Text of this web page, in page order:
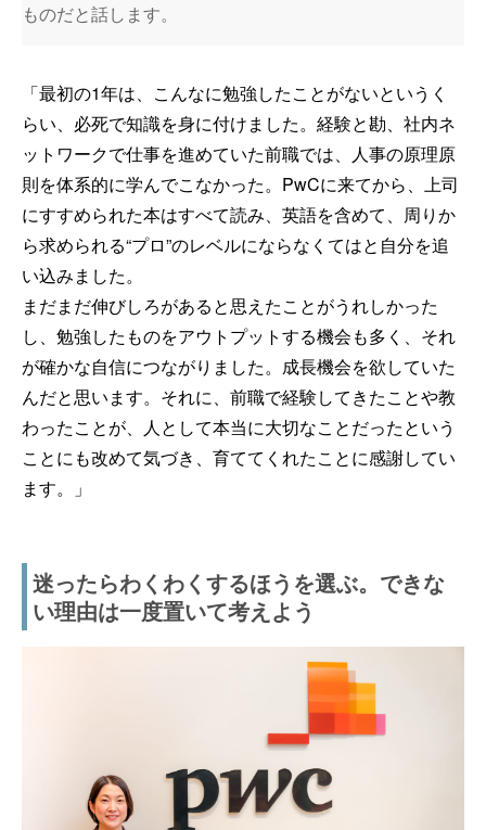
ものだと話します。
「最初の1年は、こんなに勉強したことがないというく
らい、必死で知識を身に付けました。経験と勘、社内ネ
ットワークで仕事を進めていた前職では、人事の原理原
則を体系的に学んでこなかった。PwCに来てから、上司
にすすめられた本はすべて読み、英語を含めて、周りか
ら求められる“プロ”のレベルにならなくてはと自分を追
い込みました。
まだまだ伸びしろがあると思えたことがうれしかった
し、勉強したものをアウトプットする機会も多く、それ
が確かな自信につながりました。成長機会を欲していた
んだと思います。それに、前職で経験してきたことや教
わったことが、人として本当に大切なことだったという
ことにも改めて気づき、育ててくれたことに感謝してい
ます。」
迷ったらわくわくするほうを選ぶ。できな
い理由は一度置いて考えよう